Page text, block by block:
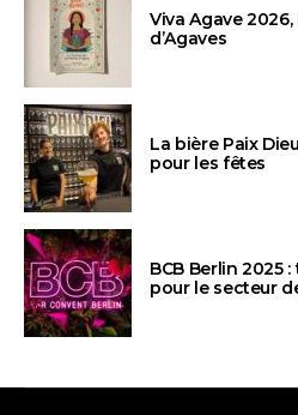
Viva Agave
d’Agaves
La bière Paix
pour les fêtes
BCB Berlin 2025
pour le secteur